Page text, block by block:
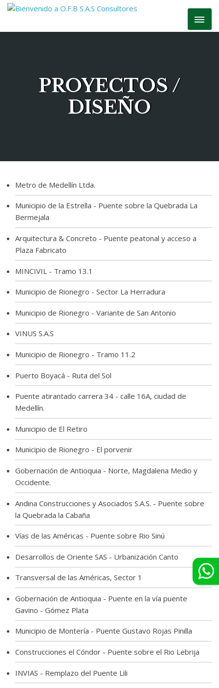
PROYECTOS /
DISEÑO
Metro de Medellín Ltda.
Municipio de la Estrella - Puente sobre la Quebrada La
Bermejala
Arquitectura & Concreto - Puente peatonal y acceso a
Plaza Fabricato
MINCIVIL - Tramo 13.1
Municipio de Rionegro - Sector La Herradura
Municipio de Rionegro - Variante de San Antonio
VINUS S.A.S
Municipio de Rionegro - Tramo 11.2
Puerto Boyacá - Ruta del Sol
Puente atirantado carrera 34 - calle 16A, ciudad de
Medellín.
Municipio de El Retiro
Municipio de Rionegro - El porvenir
Gobernación de Antioquia - Norte, Magdalena Medio y
Occidente.
Andina Construcciones y Asociados S.A.S. - Puente sobre
la Quebrada la Cabaña
Vías de las Américas - Puente sobre Rio Sinú
Desarrollos de Oriente SAS - Urbanización Canto
Transversal de las Américas, Sector 1
Gobernación de Antioquia - Puente en la vía puente
Gavino - Gómez Plata
Municipio de Montería - Puente Gustavo Rojas Pinilla
Construcciones el Cóndor - Puente sobre el Rio Lebrija
INVIAS - Remplazo del Puente Lili